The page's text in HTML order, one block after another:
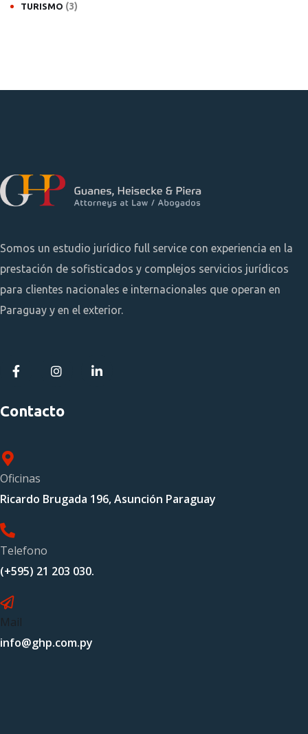
TURISMO (3)
Somos un estudio jurídico full service con experiencia en la
prestación de sofisticados y complejos servicios jurídicos
para clientes nacionales e internacionales que operan en
Paraguay y en el exterior.
Contacto
Oficinas
Ricardo Brugada 196, Asunción Paraguay
Telefono
(+595) 21 203 030.
Mail
info@ghp.com.py